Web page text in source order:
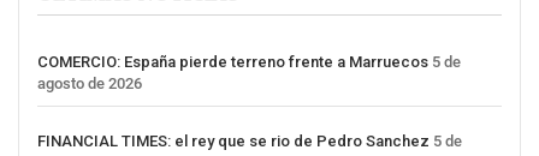
COMERCIO: España pierde terreno frente a Marruecos 5 de
agosto de 2026
FINANCIAL TIMES: el rey que se rio de Pedro Sanchez 5 de